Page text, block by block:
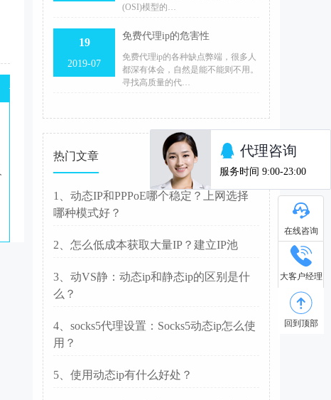
(OSI)模型的…
19
2019-07
免费代理ip的危害性
免费代理ip的各种缺点弊端，很多人
都深有体会，自然是能不能则不用。
寻找高质量的代…
热门文章
1、动态IP和PPPoE哪个稳定？上网选择
哪种模式好？
2、怎么低成本获取大量IP？建立IP池
3、动VS静：动态ip和静态ip的区别是什
么？
4、socks5代理设置：Socks5动态ip怎么使
用？
5、使用动态ip有什么好处？
在线咨询
大客户经理
回到顶部